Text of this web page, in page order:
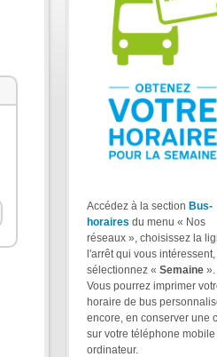
Accédez à la section Bus-
horaires du menu « Nos
réseaux », choisissez la
l'arrêt qui vous
sélectionnez « Semaine ».
Vous pourrez imprimer
horaire de bus
encore, en conserver une
sur votre téléphone mobile
ordinateur.